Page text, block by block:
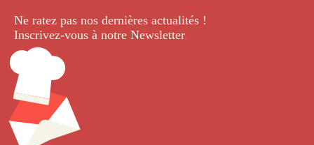
Ne ratez pas nos dernières actualités !
Inscrivez-vous à notre Newsletter.